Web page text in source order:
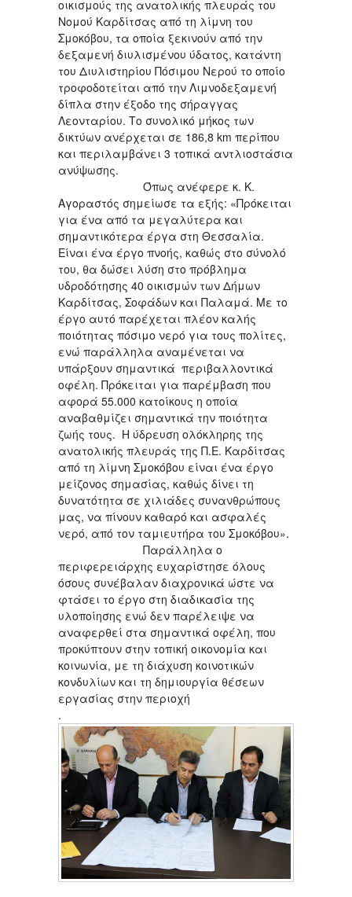
οικισμούς της ανατολικής πλευράς του
Νομού Καρδίτσας από τη λίμνη του
Σμοκόβου, τα οποία ξεκινούν από την
δεξαμενή διυλισμένου ύδατος, κατάντη
του Διυλιστηρίου Πόσιμου Νερού το οποίο
τροφοδοτείται από την Λιμνοδεξαμενή
δίπλα στην έξοδο της σήραγγας
Λεονταρίου. Το συνολικό μήκος των
δικτύων ανέρχεται σε 186,8 km περίπου
και περιλαμβάνει 3 τοπικά αντλιοστάσια
ανύψωσης.
Όπως ανέφερε κ. Κ.
Αγοραστός σημείωσε τα εξής: «Πρόκειται
για ένα από τα μεγαλύτερα και
σημαντικότερα έργα στη Θεσσαλία.
Είναι ένα έργο πνοής, καθώς στο σύνολό
του, θα δώσει λύση στο πρόβλημα
υδροδότησης 40 οικισμών των Δήμων
Καρδίτσας, Σοφάδων και Παλαμά. Με το
έργο αυτό παρέχεται πλέον καλής
ποιότητας πόσιμο νερό για τους πολίτες,
ενώ παράλληλα αναμένεται να
υπάρξουν σημαντικά περιβαλλοντικά
οφέλη. Πρόκειται για παρέμβαση που
αφορά 55.000 κατοίκους η οποία
αναβαθμίζει σημαντικά την ποιότητα
ζωής τους. Η ύδρευση ολόκληρης της
ανατολικής πλευράς της Π.Ε. Καρδίτσας
από τη λίμνη Σμοκόβου είναι ένα έργο
μείζονος σημασίας, καθώς δίνει τη
δυνατότητα σε χιλιάδες συνανθρώπους
μας, να πίνουν καθαρό και ασφαλές
νερό, από τον ταμιευτήρα του Σμοκόβου».
Παράλληλα ο
περιφερειάρχης ευχαρίστησε όλους
όσους συνέβαλαν διαχρονικά ώστε να
φτάσει το έργο στη διαδικασία της
υλοποίησης ενώ δεν παρέλειψε να
αναφερθεί στα σημαντικά οφέλη, που
προκύπτουν στην τοπική οικονομία και
κοινωνία, με τη διάχυση κοινοτικών
κονδυλίων και τη δημιουργία θέσεων
εργασίας στην περιοχή
.